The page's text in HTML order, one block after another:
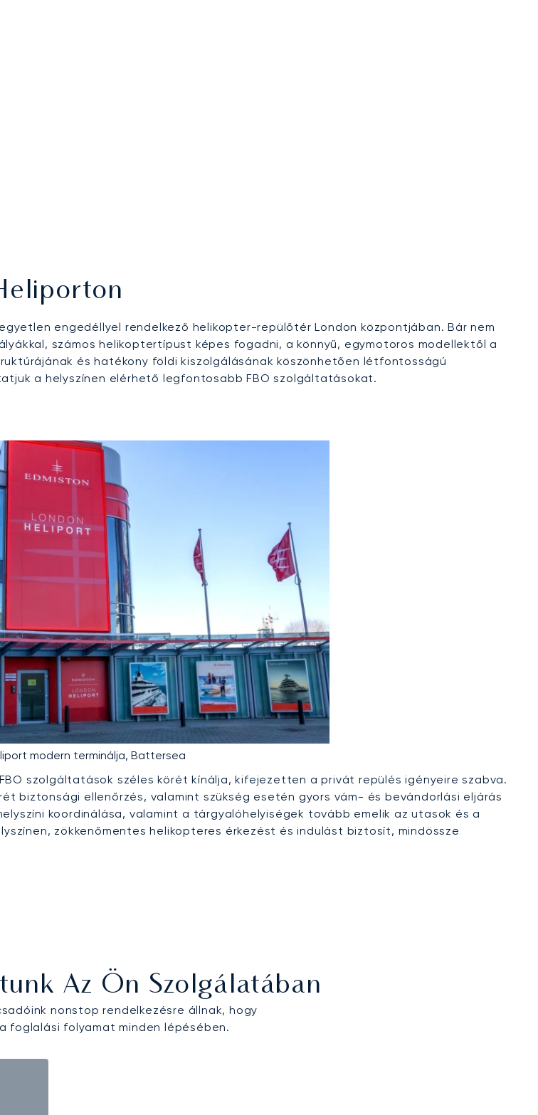
engedéllyel rendelkező helikopter-repülőtér London központjában. Bár nem
számos helikoptertípust képes fogadni, a könnyű, egymotoros modellektől a
és hatékony földi kiszolgálásának köszönhetően létfontosságú
a helyszínen elérhető legfontosabb FBO szolgáltatásokat.
modern terminálja, Battersea
szolgáltatások széles körét kínálja, kifejezetten a privát repülés igényeire szabva.
biztonsági ellenőrzés, valamint szükség esetén gyors vám- és bevándorlási eljárás
koordinálása, valamint a tárgyalóhelyiségek tovább emelik az utasok és a
zökkenőmentes helikopteres érkezést és indulást biztosít, mindössze
Az Ön Szolgálatában
nonstop rendelkezésre állnak, hogy
foglalási folyamat minden lépésében.